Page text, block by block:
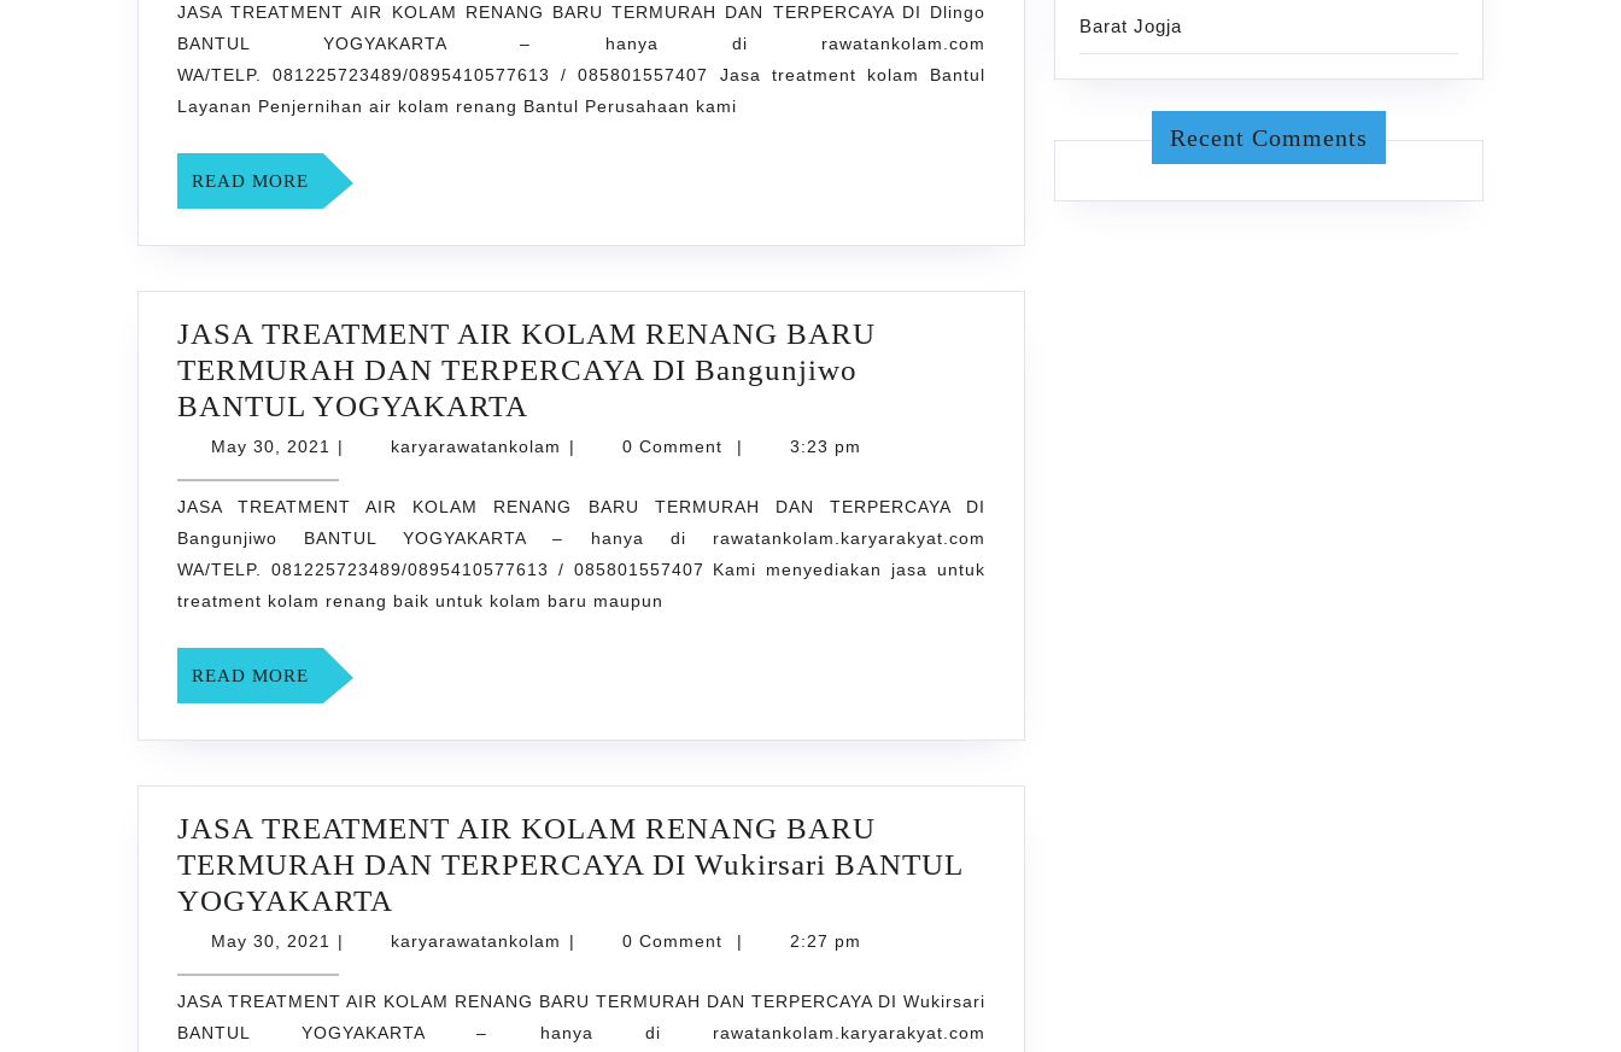
KOLAM
RENANG
BARU
YOGYAKARTA
JASA TREATMENT AIR KOLAM RENANG BARU TERMURAH DAN TERPERCAYA DI Dlingo
BANTUL YOGYAKARTA – hanya di rawatankolam.com
WA/TELP. 081225723489/0895410577613 / 085801557407 Jasa treatment kolam Bantul
Layanan Penjernihan air kolam renang Bantul Perusahaan kami
READ MORE READ
MORE
JASA TREATMENT AIR KOLAM RENANG BARU
TERMURAH DAN TERPERCAYA DI Bangunjiwo
BANTUL YOGYAKARTA
TREATMENT
KOLAM
RENANG
BARU
TERMURAH
YOGYAKARTA
May 30, 2021
May
| karyarawatankolam karyarawatankolam
| 0 Comment | 3:23 pm
JASA TREATMENT AIR KOLAM RENANG BARU TERMURAH DAN TERPERCAYA DI
Bangunjiwo BANTUL YOGYAKARTA – hanya di rawatankolam.karyarakyat.com
WA/TELP. 081225723489/0895410577613 / 085801557407 Kami menyediakan jasa untuk
treatment kolam renang baik untuk kolam baru maupun
READ MORE READ
MORE
JASA TREATMENT AIR KOLAM RENANG BARU
TERMURAH DAN TERPERCAYA DI Wukirsari BANTUL
YOGYAKARTA
TREATMENT
KOLAM
RENANG
May 30, 2021
May
| karyarawatankolam karyarawatankolam
| 0 Comment | 2:27 pm
JASA TREATMENT AIR KOLAM RENANG BARU TERMURAH DAN TERPERCAYA DI Wukirsari
BANTUL YOGYAKARTA – hanya di rawatankolam.karyarakyat.com
Barat Jogja
Recent Comments